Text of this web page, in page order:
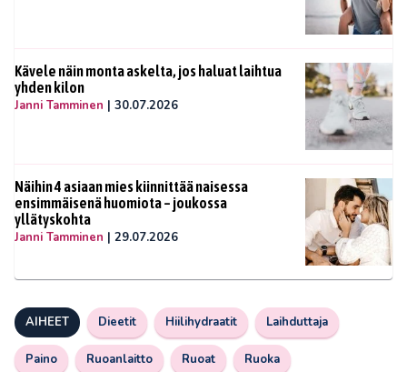
Kävele näin monta askelta, jos haluat laihtua
yhden kilon
Janni Tamminen | 30.07.2026
Näihin 4 asiaan mies kiinnittää naisessa
ensimmäisenä huomiota – joukossa
yllätyskohta
Janni Tamminen | 29.07.2026
AIHEET Dieetit Hiilihydraatit Laihduttaja
Paino Ruoanlaitto Ruoat Ruoka